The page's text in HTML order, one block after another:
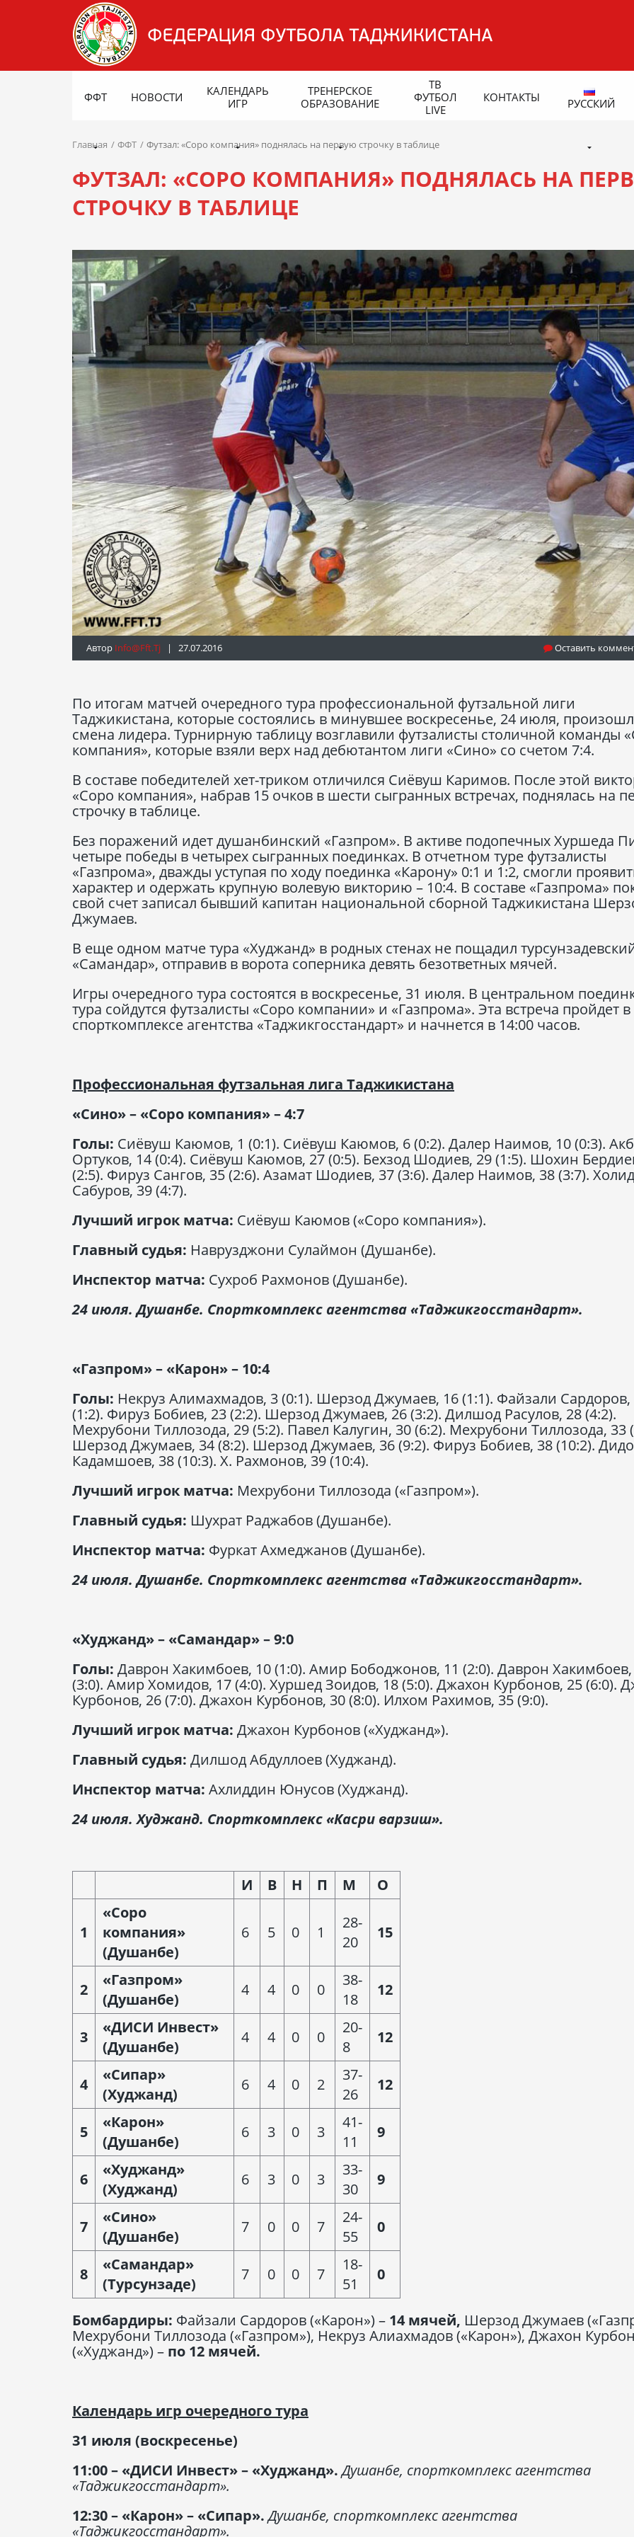
ФФТ НОВОСТИ
КАЛЕНДАРЬ
ИГР
ТРЕНЕРСКОЕ
ОБРАЗОВАНИЕ
ТВ
ФУТБОЛ
LIVE
КОНТАКТЫ РУССКИЙ
Главная ФФТ Футзал: «Соро компания» поднялась на первую строчку в таблице
ФУТЗАЛ: «СОРО КОМПАНИЯ» ПОДНЯЛАСЬ НА
СТРОЧКУ В ТАБЛИЦЕ
Автор Info@fft.tj | 27.07.2016 Оставить
По итогам матчей очередного тура профессиональной футзальной лиги
Таджикистана, которые состоялись в минувшее воскресенье, 24 июля,
смена лидера. Турнирную таблицу возглавили футзалисты столичной команды
компания», которые взяли верх над дебютантом лиги «Сино» со счетом 7:4.
В составе победителей хет-триком отличился Сиёвуш Каримов. После этой
«Соро компания», набрав 15 очков в шести сыгранных встречах, поднялась на
строчку в таблице.
Без поражений идет душанбинский «Газпром». В активе подопечных Хуршеда
четыре победы в четырех сыгранных поединках. В отчетном туре футзалисты
«Газпрома», дважды уступая по ходу поединка «Карону» 0:1 и 1:2, смогли
характер и одержать крупную волевую викторию – 10:4. В составе «Газпрома»
свой счет записал бывший капитан национальной сборной Таджикистана
Джумаев.
В еще одном матче тура «Худжанд» в родных стенах не пощадил
«Самандар», отправив в ворота соперника девять безответных мячей.
Игры очередного тура состоятся в воскресенье, 31 июля. В центральном
тура сойдутся футзалисты «Соро компании» и «Газпрома». Эта встреча пройдет в
спорткомплексе агентства «Таджикгосстандарт» и начнется в 14:00 часов.
Профессиональная футзальная лига Таджикистана
«Сино» – «Соро компания» – 4:7
Голы: Сиёвуш Каюмов, 1 (0:1). Сиёвуш Каюмов, 6 (0:2). Далер Наимов, 10 (0:3).
Ортуков, 14 (0:4). Сиёвуш Каюмов, 27 (0:5). Бехзод Шодиев, 29 (1:5). Шохин
(2:5). Фируз Сангов, 35 (2:6). Азамат Шодиев, 37 (3:6). Далер Наимов, 38 (3:7). Холид
Сабуров, 39 (4:7).
Лучший игрок матча: Сиёвуш Каюмов («Соро компания»).
Главный судья: Наврузджони Сулаймон (Душанбе).
Инспектор матча: Сухроб Рахмонов (Душанбе).
24 июля. Душанбе. Спорткомплекс агентства «Таджикгосстандарт».
«Газпром» – «Карон» – 10:4
Голы: Некруз Алимахмадов, 3 (0:1). Шерзод Джумаев, 16 (1:1). Файзали Сардоров,
(1:2). Фируз Бобиев, 23 (2:2). Шерзод Джумаев, 26 (3:2). Дилшод Расулов, 28 (4:2).
Мехрубони Тиллозода, 29 (5:2). Павел Калугин, 30 (6:2). Мехрубони Тиллозода, 33
Шерзод Джумаев, 34 (8:2). Шерзод Джумаев, 36 (9:2). Фируз Бобиев, 38 (10:2).
Кадамшоев, 38 (10:3). Х. Рахмонов, 39 (10:4).
Лучший игрок матча: Мехрубони Тиллозода («Газпром»).
Главный судья: Шухрат Раджабов (Душанбе).
Инспектор матча: Фуркат Ахмеджанов (Душанбе).
24 июля. Душанбе. Спорткомплекс агентства «Таджикгосстандарт».
«Худжанд» – «Самандар» – 9:0
Голы: Даврон Хакимбоев, 10 (1:0). Амир Бободжонов, 11 (2:0). Даврон
(3:0). Амир Хомидов, 17 (4:0). Хуршед Зоидов, 18 (5:0). Джахон Курбонов, 25 (6:0).
Курбонов, 26 (7:0). Джахон Курбонов, 30 (8:0). Илхом Рахимов, 35 (9:0).
Лучший игрок матча: Джахон Курбонов («Худжанд»).
Главный судья: Дилшод Абдуллоев (Худжанд).
Инспектор матча: Ахлиддин Юнусов (Худжанд).
24 июля. Худжанд. Спорткомплекс «Касри варзиш».
И В Н П М О
1
«Соро
компания»
(Душанбе)
6 5 0 1
28-
20
15
2
«Газпром»
(Душанбе)
4 4 0 0
38-
18
12
3
«ДИСИ Инвест»
(Душанбе)
4 4 0 0
20-
8
12
4
«Сипар»
(Худжанд)
6 4 0 2
37-
26
12
5
«Карон»
(Душанбе)
6 3 0 3
41-
11
9
6
«Худжанд»
(Худжанд)
6 3 0 3
33-
30
9
7
«Сино»
(Душанбе)
7 0 0 7
24-
55
0
8
«Самандар»
(Турсунзаде)
7 0 0 7
18-
51
0
Бомбардиры: Файзали Сардоров («Карон») – 14 мячей, Шерзод Джумаев
Мехрубони Тиллозода («Газпром»), Некруз Алиахмадов («Карон»), Джахон
(«Худжанд») – по 12 мячей.
Календарь игр очередного тура
31 июля (воскресенье)
11:00 – «ДИСИ Инвест» – «Худжанд».Душанбе, спорткомплекс агентства
«Таджикгосстандарт».
12:30 – «Карон» – «Сипар».Душанбе, спорткомплекс агентства
«Таджикгосстандарт».